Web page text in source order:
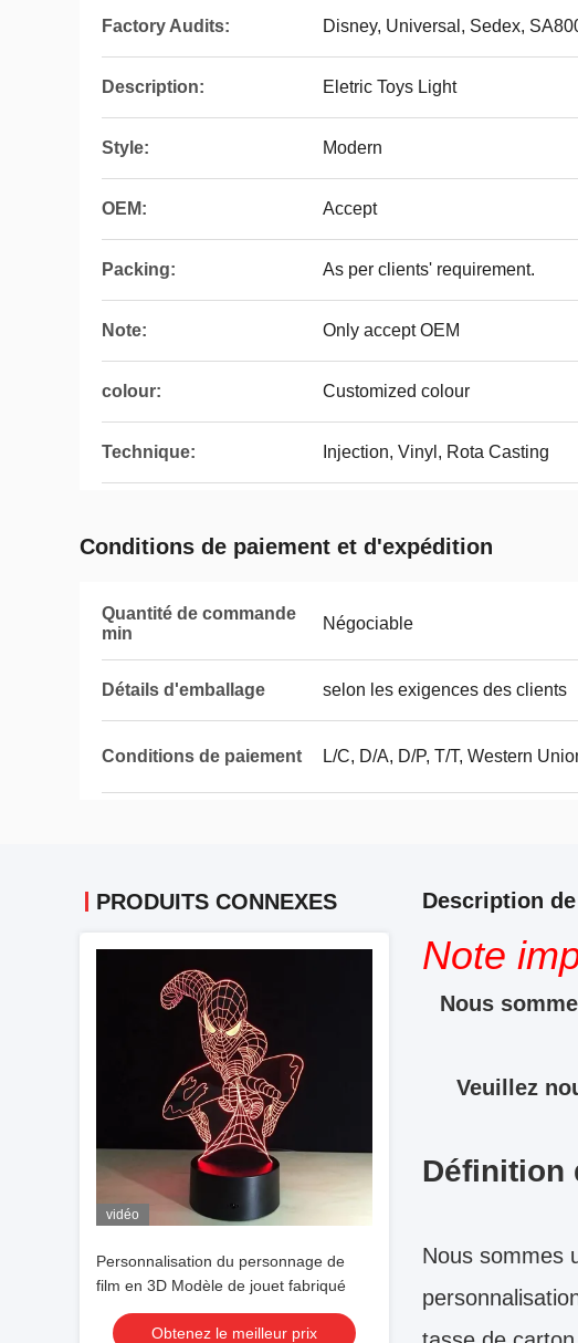
Factory Audits: Disney, Universal, Sedex,
Description: Eletric Toys Light
Style: Modern
OEM: Accept
Packing: As per clients' requirement.
Note: Only accept OEM
colour: Customized colour
Technique: Injection, Vinyl, Rota Casting
Conditions de paiement et d'expédition
Quantité de commande
min
Négociable
Détails d'emballage selon les exigences des clients
Conditions de paiement L/C, D/A, D/P, T/T, Western
PRODUITS CONNEXES
vidéo
Personnalisation du personnage de
film en 3D Modèle de jouet fabriqué
Obtenez le meilleur prix
Description
Note
Nous
Veuillez
Définition
Nous sommes